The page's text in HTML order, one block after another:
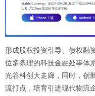
形成股权投资引导、债权融
位多条理的科技金融处事体
光谷科创大走廊，同时，创
流打点，培育引进现代物流